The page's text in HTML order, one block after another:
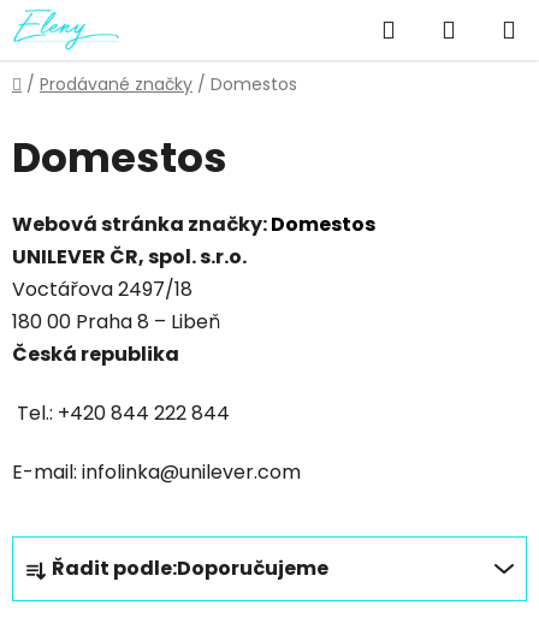
Přejít
na
obsah
Hledat
KOŠÍK
Domů
/ Prodávané značky / Domestos
Domestos
Webová stránka značky:Domestos
UNILEVER ČR, spol. s.r.o.
Voctářova 2497/18
180 00 Praha 8 – Libeň
Česká republika
Tel.: +420 844 222 844
E-mail: infolinka@unilever.com
Ř
a
z
Řadit podle:Doporučujeme